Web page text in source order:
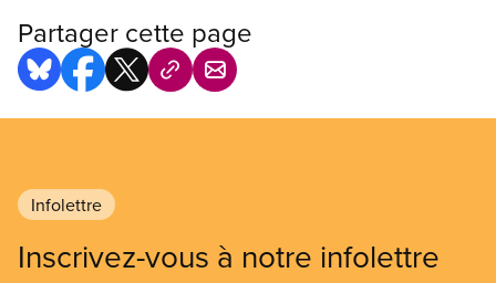
Partager cette page
Infolettre
Inscrivez-vous à notre infolettre